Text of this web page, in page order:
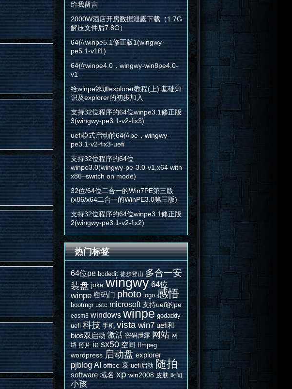
给我留言
2000W酒店开房数据泄露下载（1.7G
解压文件后7.8G）
64位winpe5.1修正版1(wingwy-
pe5.1-v1f1)
64位winpe4.0，wingwy-win8pe4.0-
v1
给winpe添加explorer教程(上):基础知
识及explorer的初步加入
支持32位程序的64位winpe3.1修正版
3(wingwy-pe3.1-v2-fix3)
uefi模式启动的64位pe，wingwy-
pe3.1-v2-fix3-uefi
支持32位程序的64位
winpe3.0(wingwy-pe-3.0-v1,x64 with
x86–switch on mode)
32位/64位二合一的Win7PE第三版
(x86/x64二合一的WinPE3.0第三版)
支持32位程序的64位winpe3.1修正版
2(wingwy-pe3.1-v2-fix2)
热门标签
64位pe bcdedit 徒步登山 多合一安
装盘 joke wingwy 64位
winpe 密码门 photo logo 感悟
bootmgr ustc microsoft 支持uefi的pe
eosm3 windows winpe godaddy
uefi 科技 手机 vista win7 uefi和
bios双启动 激活 密码泄露 网站 网
络 照片 ie sx50 空间 ffmpeg
wordpress 启动盘 explorer
pjblog AI office 哀 uefi启动 随拍
software 域名 xp win2008 皮肤 时间
小孩